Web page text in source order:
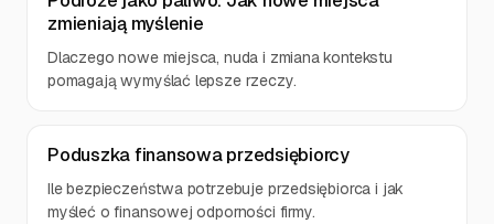
zmieniają myślenie
Dlaczego nowe miejsca, nuda i zmiana kontekstu
pomagają wymyślać lepsze rzeczy.
Poduszka finansowa przedsiębiorcy
Ile bezpieczeństwa potrzebuje przedsiębiorca i jak
myśleć o finansowej odporności firmy.